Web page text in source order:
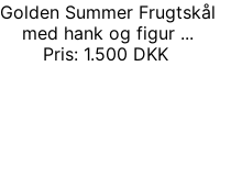
Golden Summer Frugtskål
med hank og figur ...
Pris: 1.500 DKK